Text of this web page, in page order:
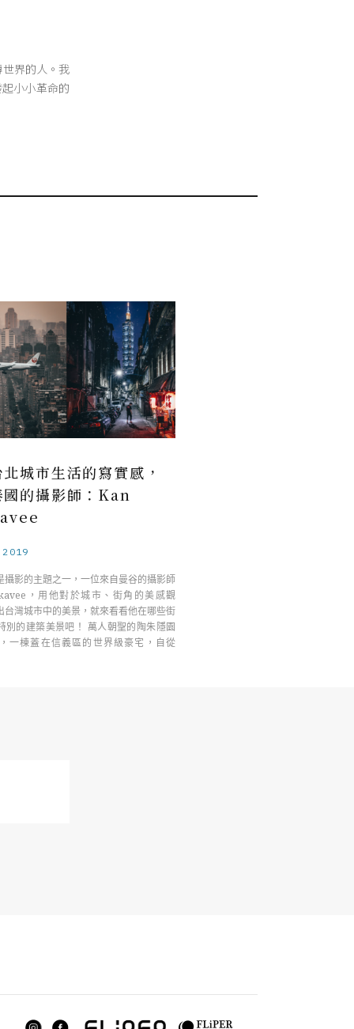
界的人。我
小小革命的
城市生活的寫實感，
國的攝影師：Kan
攝影的主題之一，一位來自曼谷的攝影師
，用他對於城市、街角的美感觀
台灣城市中的美景，就來看看他在哪些街
別的建築美景吧！ 萬人朝聖的陶朱隱園
一棟蓋在信義區的世界級豪宅，自從